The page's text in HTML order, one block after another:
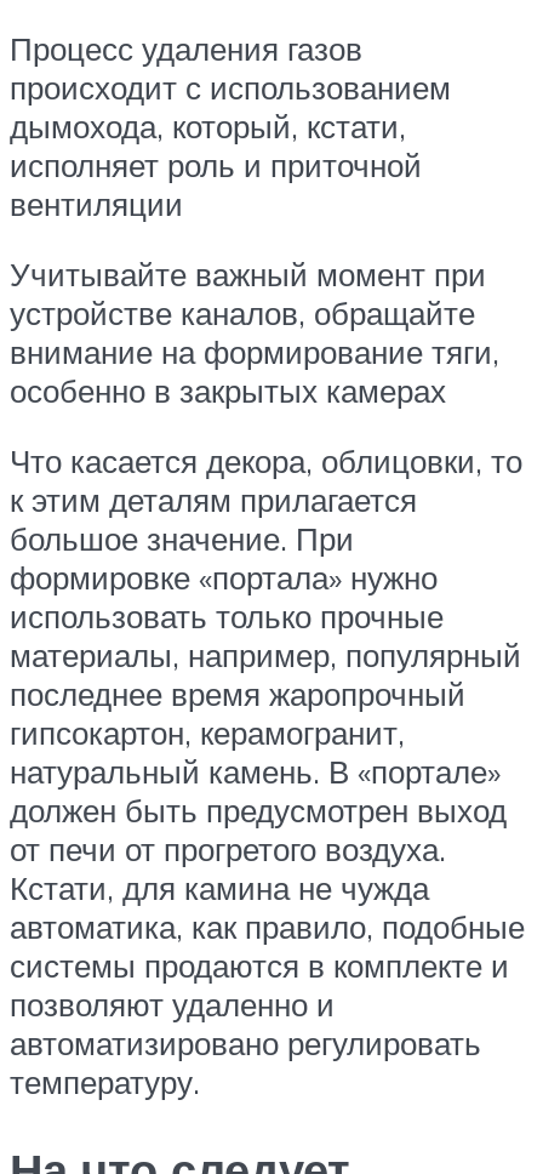
Процесс удаления газов
происходит с использованием
дымохода, который, кстати,
исполняет роль и приточной
вентиляции
Учитывайте важный момент при
устройстве каналов, обращайте
внимание на формирование тяги,
особенно в закрытых камерах
Что касается декора, облицовки, то
к этим деталям прилагается
большое значение. При
формировке «портала» нужно
использовать только прочные
материалы, например, популярный
последнее время жаропрочный
гипсокартон, керамогранит,
натуральный камень. В «портале»
должен быть предусмотрен выход
от печи от прогретого воздуха.
Кстати, для камина не чужда
автоматика, как правило, подобные
системы продаются в комплекте и
позволяют удаленно и
автоматизировано регулировать
температуру.